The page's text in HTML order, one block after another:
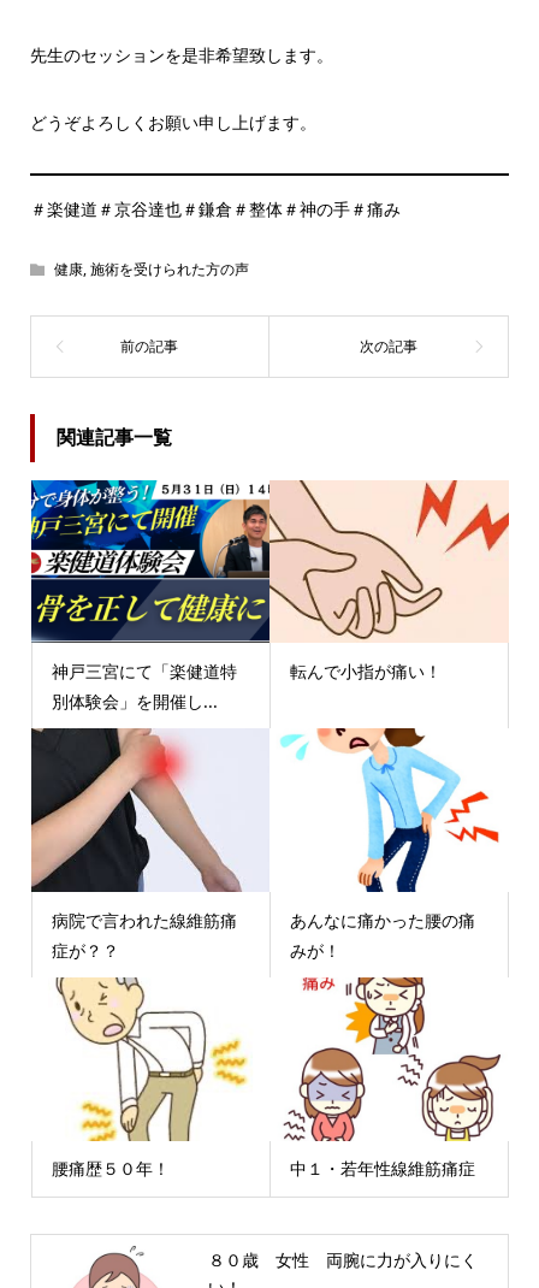
先生のセッションを是非希望致します。
どうぞよろしくお願い申し上げます。
＃楽健道＃京谷達也＃鎌倉＃整体＃神の手＃痛み
健康,施術を受けられた方の声
関連記事一覧
神戸三宮にて「楽健道特
別体験会」を開催し...
転んで小指が痛い！
病院で言われた線維筋痛
症が？？
あんなに痛かった腰の痛
みが！
腰痛歴５０年！ 中１・若年性線維筋痛症
８０歳 女性 両腕に力が入りにく